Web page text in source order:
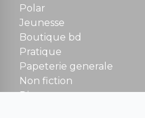
Fermé le dimanche en
NOUS CONTACTER
contact@la-griffe-
Polar
Jeunesse
Boutique bd
Pratique
Papeterie generale
Non fiction
Divers